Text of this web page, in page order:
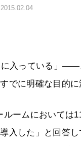
2015.02.04
に入っている」
でに明確な目的
ームにおいては
入した」と回答